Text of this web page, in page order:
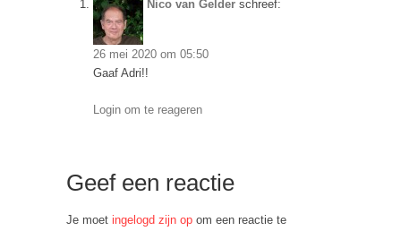
Nico van Gelder schreef:
26 mei 2020 om 05:50
Gaaf Adri!!
Login om te reageren
Geef een reactie
Je moet ingelogd zijn op om een reactie te